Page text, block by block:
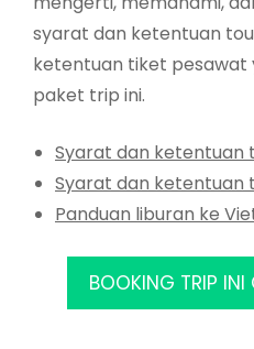
syarat dan ketentuan
ketentuan tiket pesawat
paket trip ini.
Syarat dan ketentuan
Syarat dan ketentuan
Panduan liburan ke
BOOKING TRIP INI